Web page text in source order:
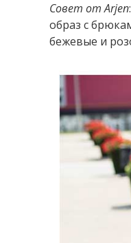
Совет отArjen
образ с
бежевые и